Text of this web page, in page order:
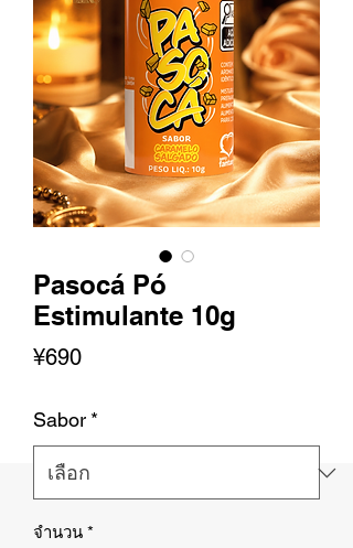
Pasocá Pó
Estimulante 10g
¥690ราคา
Sabor *
จำนวน *